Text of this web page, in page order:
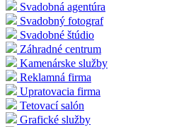
Svadobná agentúra
Svadobný fotograf
Svadobné štúdio
Záhradné centrum
Kamenárske služby
Reklamná firma
Upratovacia firma
Tetovací salón
Grafické služby